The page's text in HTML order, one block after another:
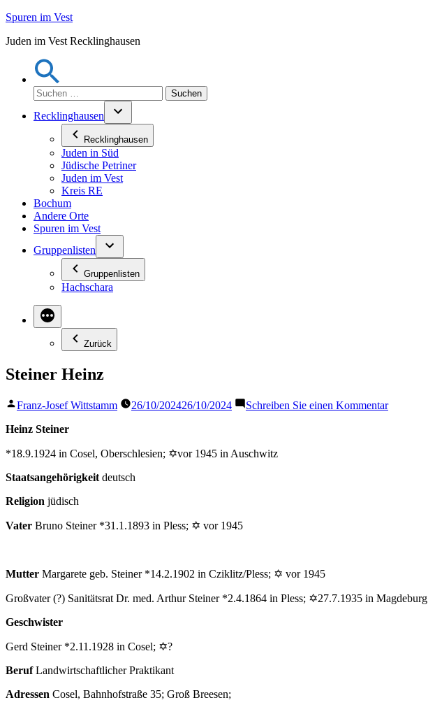
Zum
springen
Spuren im Vest
Juden im Vest Recklinghausen
Suchen
nach:
Recklinghausen
Recklinghausen
Juden in Süd
Jüdische Petriner
Juden im Vest
Kreis RE
Bochum
Andere Orte
Spuren im Vest
Gruppenlisten
Gruppenlisten
Hachschara
Zurück
Steiner Heinz
Veröffentlicht
Franz-Josef Wittstamm 26/10/202426/10/2024 Schreiben Sie einen Kommentarzu
Heinz Steiner
*18.9.1924 in Cosel, Oberschlesien; ✡vor 1945 in Auschwitz
Staatsangehörigkeit deutsch
Religion jüdisch
Vater Bruno Steiner *31.1.1893 in Pless; ✡ vor 1945
Mutter Margarete geb. Steiner *14.2.1902 in Cziklitz/Pless; ✡ vor 1945
Großvater (?) Sanitätsrat Dr. med. Arthur Steiner *2.4.1864 in Pless; ✡27.7.1935 in Magdeburg
Geschwister
Gerd Steiner *2.11.1928 in Cosel; ✡?
BerufLandwirtschaftlicher Praktikant
Adressen Cosel, Bahnhofstraße 35; Groß Breesen;